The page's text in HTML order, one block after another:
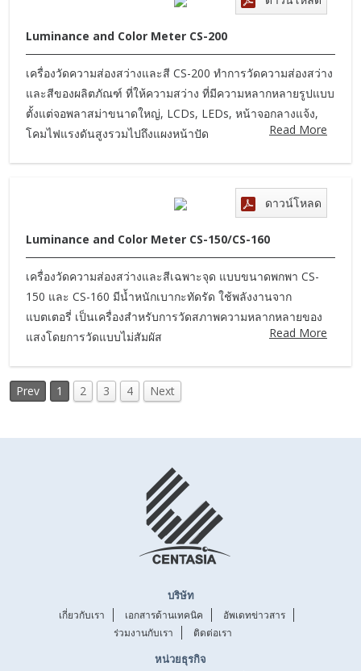
Luminance and Color Meter CS-200
เครื่องวัดความส่องสว่างและสี CS-200 ทำการวัดความส่องสว่าง
และสีของผลิตภัณฑ์ ที่ให้ความสว่าง ที่มีความหลากหลายรูปแบบ
ตั้งแต่จอพลาสม่าขนาดใหญ่, LCDs, LEDs, หน้าจอกลางแจ้ง,
โคมไฟแรงดันสูงรวมไปถึงแผงหน้าปัด
Read More
Luminance and Color Meter CS-150/CS-160
เครื่องวัดความส่องสว่างและสีเฉพาะจุด แบบขนาดพกพา CS-
150 และ CS-160 มีน้ำหนักเบากะทัดรัด ใช้พลังงานจาก
แบตเตอรี่ เป็นเครื่องสำหรับการวัดสภาพความหลากหลายของ
แสงโดยการวัดแบบไม่สัมผัส
Read More
ดาวน์โหลด
Prev 1 2 3 4 Next
บริษัท
เกี่ยวกับเรา เอกสารด้านเทคนิค
อัพเดทข่าวสาร
ร่วมงานกับเรา
ติดต่อเรา
หน่วยธุรกิจ